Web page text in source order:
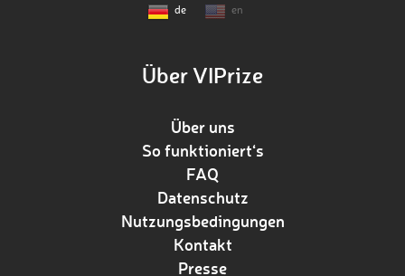
de en
Über VIPrize
Über uns
So funktioniert‘s
FAQ
Datenschutz
Nutzungsbedingungen
Kontakt
Presse